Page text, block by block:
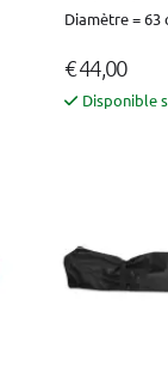
Diamètre = 63
€ 44,00
Disponible